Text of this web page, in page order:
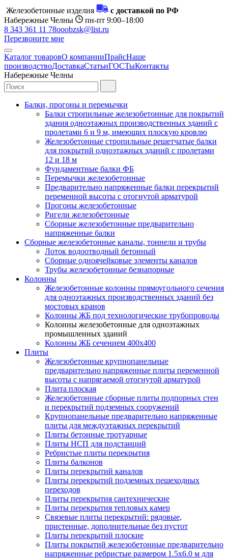
Железобетонные изделия
с доставкой по РФ
Набережные Челны
пн-пт 9:00–18:00
8 343 361 11 78ooobzsk@list.ru
Перезвоните мне
Каталог товаровО компанииПрайсНаше
производствоДоставкаСтатьиГОСТыКонтакты
Набережные Челны
Балки, прогоны и перемычки
Балки стропильные железобетонные для покрытий
здания одноэтажных производственных зданий с
пролетами 6 и 9 м, имеющих плоскую кровлю
Железобетонные стропильные решетчатые балки
для покрытий одноэтажных зданий с пролетами
12 и 18 м
Фундаментные балки ФБ
Перемычки железобетонные
Предварительно напряженные балки перекрытий
переменной высоты с отогнутой арматурой
Прогоны железобетонные
Ригели железобетонные
Сборные железобетонные предварительно
напряженные балки
Сборные железобетонные каналы, тоннели и трубы
Лоток водоотводный бетонный
Сборные одноячейковые элементы каналов
Трубы железобетонные безнапорные
Колонны
Железобетонные колонны прямоугольного сечения
для одноэтажных производственных зданий без
мостовых кранов
Колонны ЖБ под технологические трубопроводы
Колонны железобетонные для одноэтажных
промышленных зданий
Колонны ЖБ сечением 400х400
Плиты
Железобетонные крупнопанельные
предварительно напряженные плиты переменной
высоты с напрягаемой отогнутой арматурой
Плита плоская
Железобетонные сборные плиты подпорных стен
и перекрытий подземных сооружений
Крупнопанельные предварительно напряженные
плиты для междуэтажных перекрытий
Плиты бетонные тротуарные
Плиты НСП для подстанций
Ребристые плиты перекрытия
Плиты балконов
Плиты перекрытий каналов
Плиты перекрытий подземных пешеходных
переходов
Плиты перекрытия сантехнические
Плиты перекрытия тепловых камер
Связевые плиты перекрытий: рядовые,
пристенные, дополнительные без пустот
Плиты перекрытий плоские
Плиты покрытий железобетонные предварительно
напряженные ребристые размером 1.5х6.0 м для